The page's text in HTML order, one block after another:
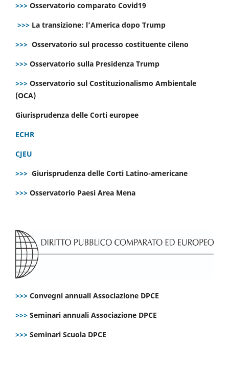
>>> Osservatorio comparato Covid19
>>> La transizione: l’America dopo Trump
>>> Osservatorio sul processo costituente cileno
>>> Osservatorio sulla Presidenza Trump
>>> Osservatorio sul Costituzionalismo Ambientale
(OCA)
Giurisprudenza delle Corti europee
ECHR
CJEU
>>> Giurisprudenza delle Corti Latino-americane
>>> Osservatorio Paesi Area Mena
>>> Convegni annuali Associazione DPCE
>>> Seminari annuali Associazione DPCE
>>> Seminari Scuola DPCE